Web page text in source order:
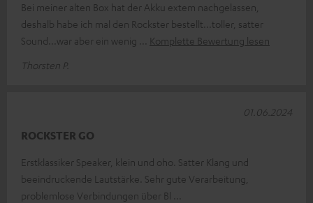
Bei meiner alten Box hat der Akku extem nachgelassen,
deshalb habe ich mal den Rockster bestellt...toller, satter
Sound...war aber ein wenig
Komplette Bewertung lesen
Thorsten P.
ROCKSTER GO
Erstklassiker Speaker, klein und oho. Satter Klang und
beeindruckende Lautstärke. Sehr gute Verarbeitung,
problemlose Verbindungen über Bl
01.06.2024